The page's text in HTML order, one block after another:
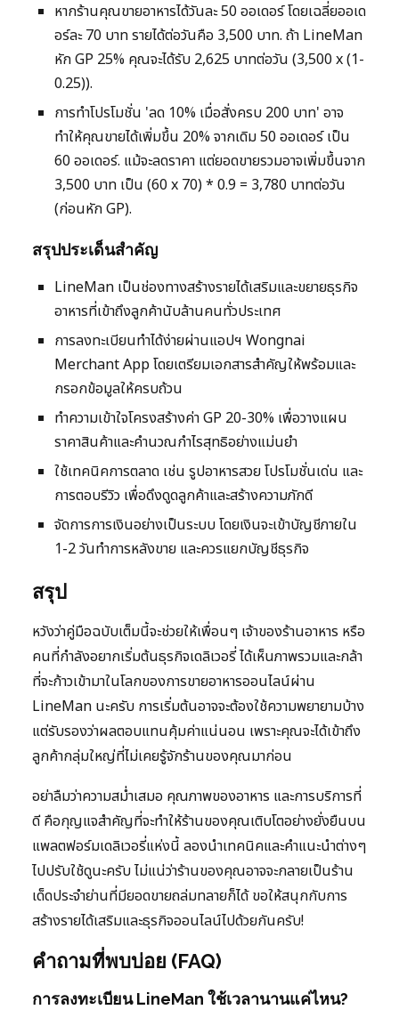
หากร้านคุณขายอาหารได้วันละ 50 ออเดอร์ โดยเฉลี่ยออเด
อร์ละ 70 บาท รายได้ต่อวันคือ 3,500 บาท. ถ้า LineMan
หัก GP 25% คุณจะได้รับ 2,625 บาทต่อวัน (3,500 x (1-
0.25)).
การทำโปรโมชั่น 'ลด 10% เมื่อสั่งครบ 200 บาท' อาจ
ทำให้คุณขายได้เพิ่มขึ้น 20% จากเดิม 50 ออเดอร์ เป็น
60 ออเดอร์. แม้จะลดราคา แต่ยอดขายรวมอาจเพิ่มขึ้นจาก
3,500 บาท เป็น (60 x 70) * 0.9 = 3,780 บาทต่อวัน
(ก่อนหัก GP).
สรุปประเด็นสำคัญ
LineMan เป็นช่องทางสร้างรายได้เสริมและขยายธุรกิจ
อาหารที่เข้าถึงลูกค้านับล้านคนทั่วประเทศ
การลงทะเบียนทำได้ง่ายผ่านแอปฯ Wongnai
Merchant App โดยเตรียมเอกสารสำคัญให้พร้อมและ
กรอกข้อมูลให้ครบถ้วน
ทำความเข้าใจโครงสร้างค่า GP 20-30% เพื่อวางแผน
ราคาสินค้าและคำนวณกำไรสุทธิอย่างแม่นยำ
ใช้เทคนิคการตลาด เช่น รูปอาหารสวย โปรโมชั่นเด่น และ
การตอบรีวิว เพื่อดึงดูดลูกค้าและสร้างความภักดี
จัดการการเงินอย่างเป็นระบบ โดยเงินจะเข้าบัญชีภายใน
1-2 วันทำการหลังขาย และควรแยกบัญชีธุรกิจ
สรุป
หวังว่าคู่มือฉบับเต็มนี้จะช่วยให้เพื่อนๆ เจ้าของร้านอาหาร หรือ
คนที่กำลังอยากเริ่มต้นธุรกิจเดลิเวอรี่ ได้เห็นภาพรวมและกล้า
ที่จะก้าวเข้ามาในโลกของการขายอาหารออนไลน์ผ่าน
LineMan นะครับ การเริ่มต้นอาจจะต้องใช้ความพยายามบ้าง
แต่รับรองว่าผลตอบแทนคุ้มค่าแน่นอน เพราะคุณจะได้เข้าถึง
ลูกค้ากลุ่มใหญ่ที่ไม่เคยรู้จักร้านของคุณมาก่อน
อย่าลืมว่าความสม่ำเสมอ คุณภาพของอาหาร และการบริการที่
ดี คือกุญแจสำคัญที่จะทำให้ร้านของคุณเติบโตอย่างยั่งยืนบน
แพลตฟอร์มเดลิเวอรี่แห่งนี้ ลองนำเทคนิคและคำแนะนำต่างๆ
ไปปรับใช้ดูนะครับ ไม่แน่ว่าร้านของคุณอาจจะกลายเป็นร้าน
เด็ดประจำย่านที่มียอดขายถล่มทลายก็ได้ ขอให้สนุกกับการ
สร้างรายได้เสริมและธุรกิจออนไลน์ไปด้วยกันครับ!
คำถามที่พบบ่อย (FAQ)
การลงทะเบียน LineMan ใช้เวลานานแค่ไหน?